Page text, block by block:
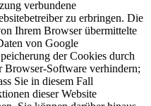
verbundene
zu erbringen. Die
Ihrem Browser übermittelte
von Google
der Cookies durch
Browser-Software verhindern;
Sie in diesem Fall
dieser Website